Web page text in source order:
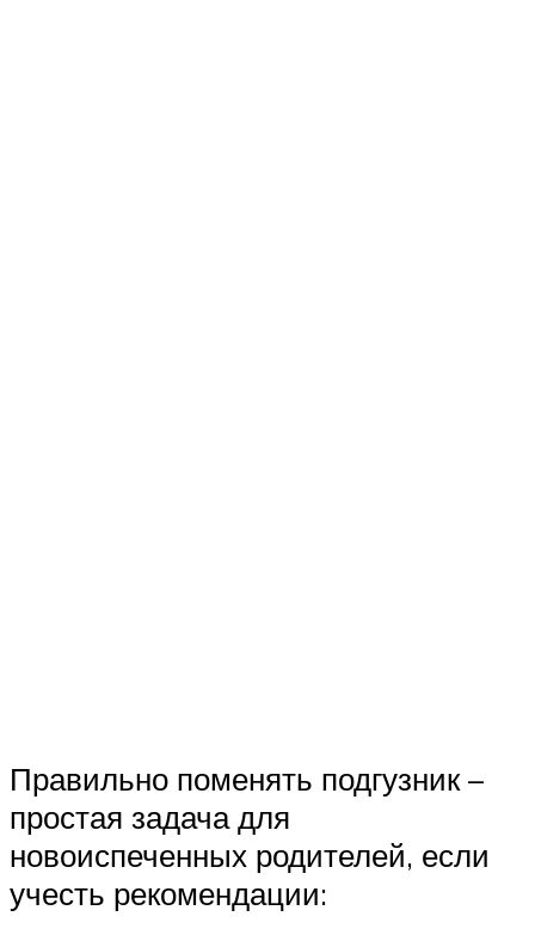
Правильно поменять подгузник –
простая задача для
новоиспеченных родителей, если
учесть рекомендации: